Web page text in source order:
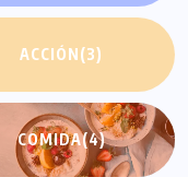
ACCIÓN(3)
COMIDA(4)